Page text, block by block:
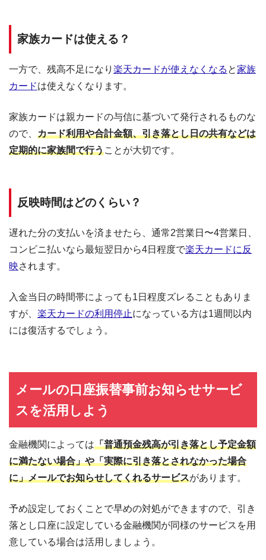
家族カードは使える？
一方で、残高不足になり 楽天カードが使えなくなる と家族
カードは使えなくなります。
家族カードは親カードの与信に基づいて発行されるものな
ので、 カード利用や合計金額、引き落とし日の共有などは
定期的に家族間で行うことが大切です。
反映時間はどのくらい？
遅れた分の支払いを済ませたら、通常2営業日〜4営業日、
コンビニ払いなら最短翌日から4日程度で楽天カードに反
映されます。
入金当日の時間帯によっても1日程度ズレることもありま
すが、 楽天カードの利用停止になっている方は1週間以内
には復活するでしょう。
メールの口座振替事前お知らせサービ
スを活用しよう
金融機関によっては「普通預金残高が引き落とし予定金額
に満たない場合」や「実際に引き落とされなかった場合
に」メールでお知らせしてくれるサービスがあります。
予め設定しておくことで早めの対処ができますので、引き
落とし口座に設定している金融機関が同様のサービスを用
意している場合は活用しましょう。